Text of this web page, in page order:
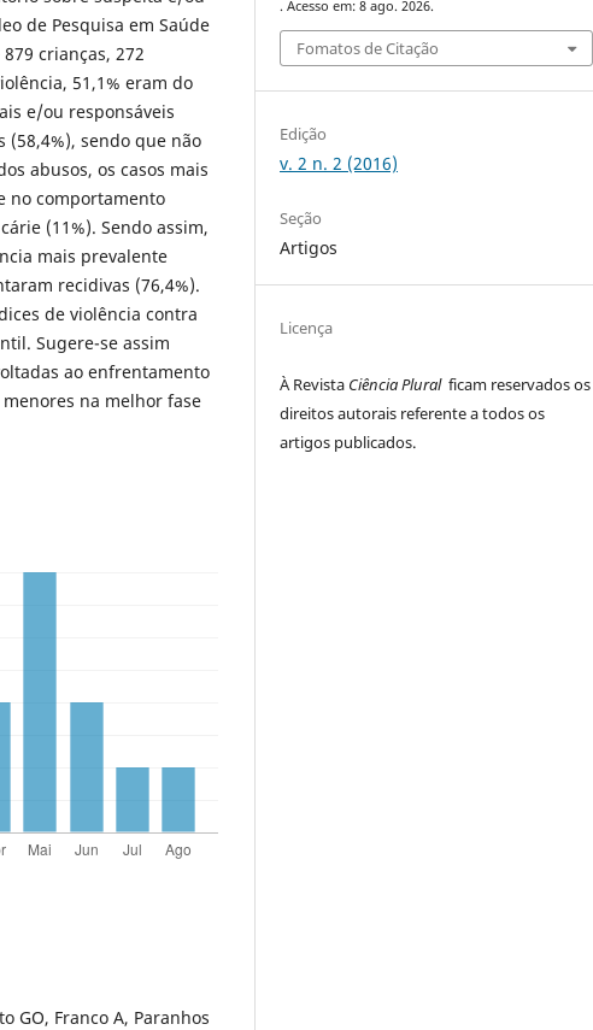
de Pesquisa em Saúde
crianças, 272
51,1% eram do
e/ou responsáveis
sendo que não
abusos, os casos mais
no comportamento
(11%). Sendo assim,
mais prevalente
recidivas (76,4%).
de violência contra
Sugere-se assim
ao enfrentamento
na melhor fase
GO, Franco A, Paranhos
. Acesso em: 8 ago. 2026.
Fomatos de Citação
Edição
v. 2 n. 2 (2016)
Seção
Artigos
Licença
À Revista Ciência Pluralficam reservados os
direitos autorais referente a todos os
artigos publicados.